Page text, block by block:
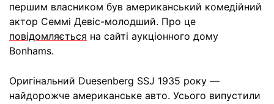
першим власником був американський комедійний
актор Семмі Девіс-молодший. Про це
повідомляється на сайті аукціонного дому
Bonhams.
Оригінальний Duesenberg SSJ 1935 року —
найдорожче американське авто. Усього випустили